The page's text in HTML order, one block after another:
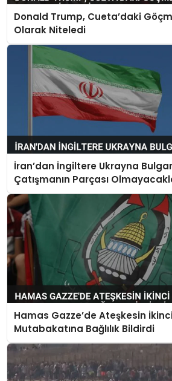
Donald Trump, Cueta’daki
Olarak Niteledi
İran’dan İngiltere Ukrayna
Çatışmanın Parçası
Hamas Gazze’de Ateşkesin
Mutabakatına Bağlılık Bildirdi